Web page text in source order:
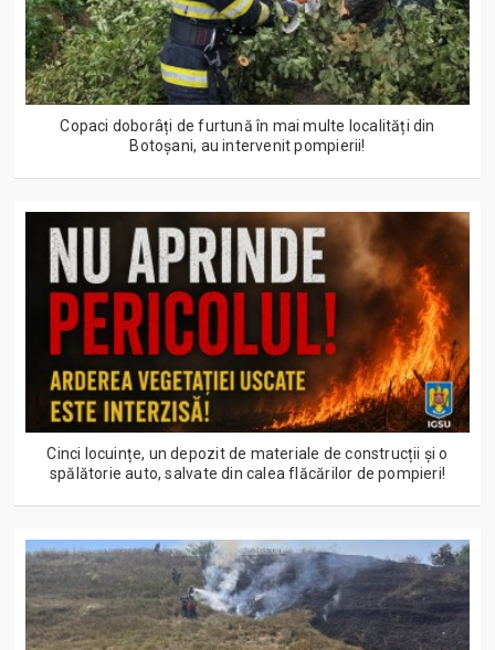
Copaci doborâți de furtună în mai multe localități din
Botoșani, au intervenit pompierii!
Cinci locuințe, un depozit de materiale de construcții și o
spălătorie auto, salvate din calea flăcărilor de pompieri!